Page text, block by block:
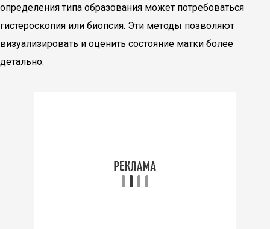
определения типа образования может потребоваться
гистероскопия или биопсия. Эти методы позволяют
визуализировать и оценить состояние матки более
детально.